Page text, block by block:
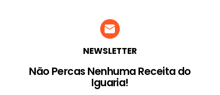
NEWSLETTER
Não Percas Nenhuma Receita do
Iguaria!